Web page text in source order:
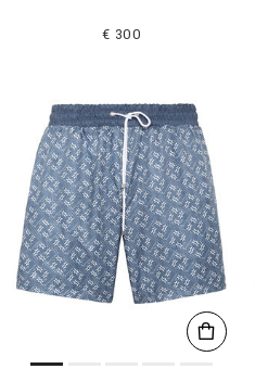
€ 300